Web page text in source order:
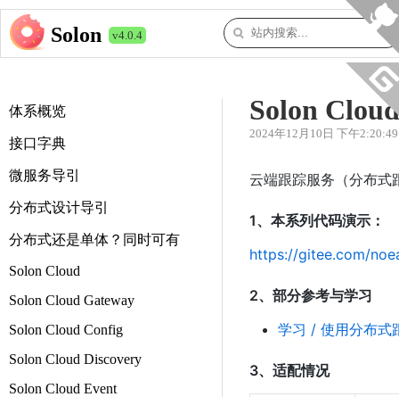
Solon v4.0.4
体系概览
接口字典
微服务导引
分布式设计导引
分布式还是单体？同时可有
Solon Cloud
Solon Cloud Gateway
Solon Cloud Config
Solon Cloud Discovery
Solon Cloud Event
Solon
2024年12月10日 下午2:20:49
云端跟踪服务（分布式
1、本系列代码演示：
https://gitee.com/
2、部分参考与学习
学习 / 使用分布式
3、适配情况